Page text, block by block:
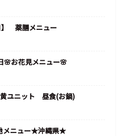
】 薬膳メニュー
🌸お花見メニュー🌸
ユニット 昼食(お鍋)
メニュー★沖縄県★